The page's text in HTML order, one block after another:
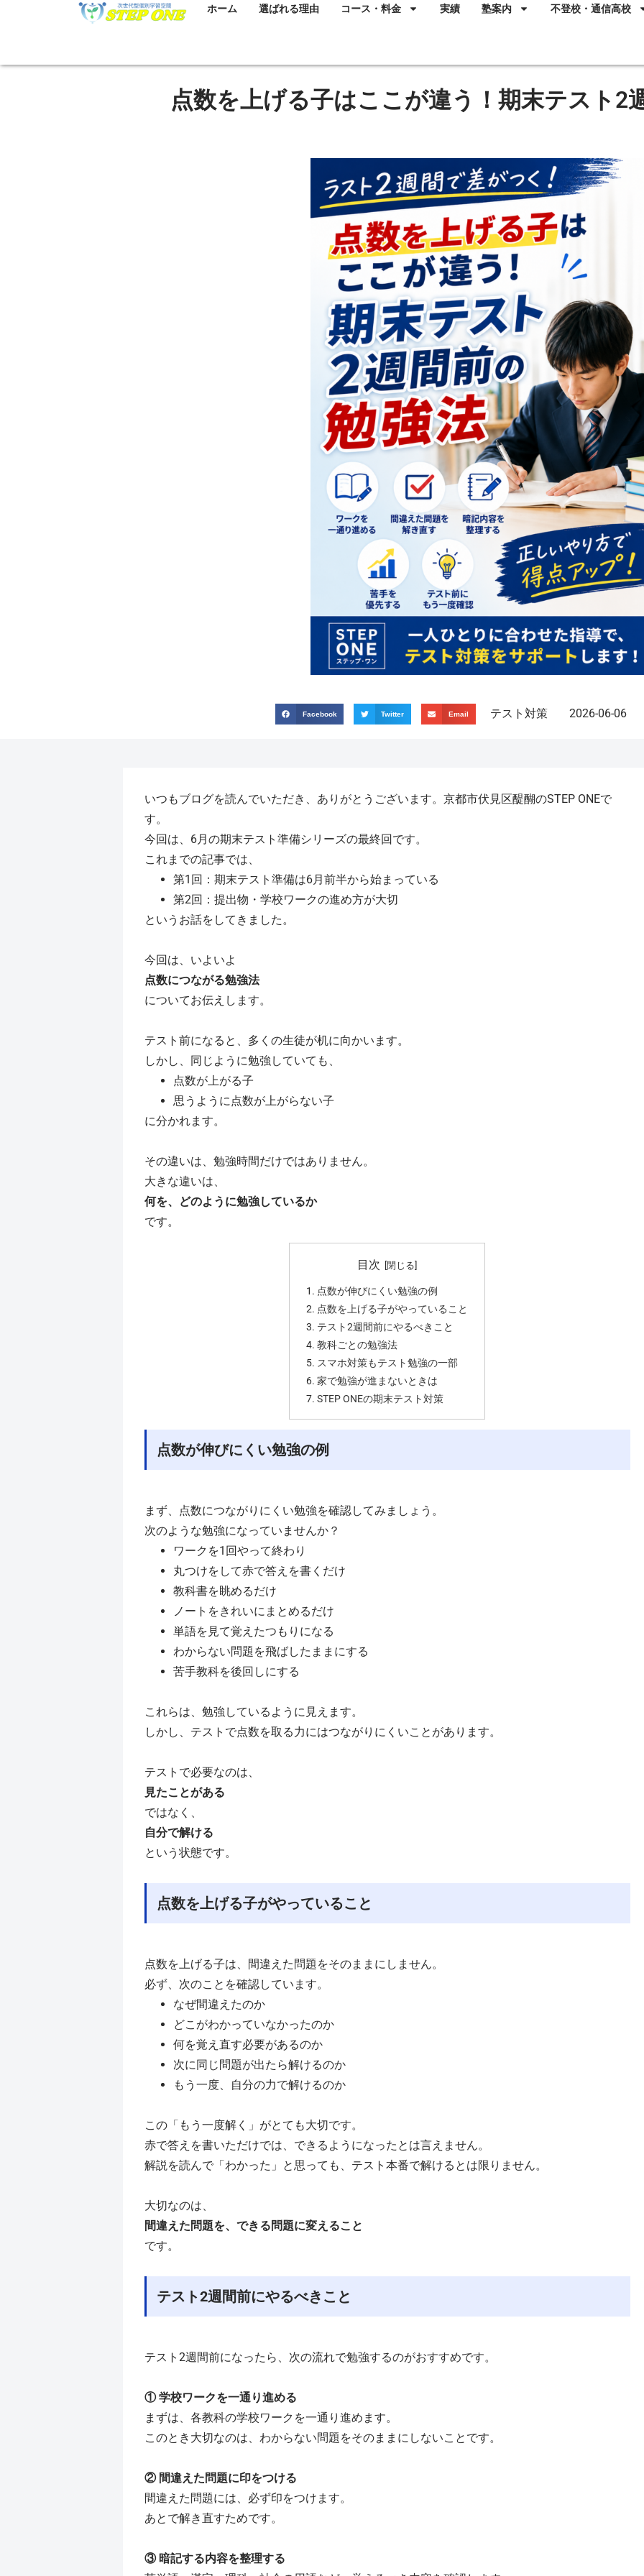
ホーム 選ばれる理由 コース・料金 実績 塾案内 不登校・通信高校
点数を上げる子はここが違う！期末テスト2
Facebook Twitter Email テスト対策 2026-06-06
いつもブログを読んでいただき、ありがとうございます。京都市伏見区醍醐のSTEP ONEで
す。
今回は、6月の期末テスト準備シリーズの最終回です。
これまでの記事では、
第1回：期末テスト準備は6月前半から始まっている
第2回：提出物・学校ワークの進め方が大切
というお話をしてきました。
今回は、いよいよ
点数につながる勉強法
についてお伝えします。
テスト前になると、多くの生徒が机に向かいます。
しかし、同じように勉強していても、
点数が上がる子
思うように点数が上がらない子
に分かれます。
その違いは、勉強時間だけではありません。
大きな違いは、
何を、どのように勉強しているか
です。
目次
点数が伸びにくい勉強の例
点数を上げる子がやっていること
テスト2週間前にやるべきこと
教科ごとの勉強法
スマホ対策もテスト勉強の一部
家で勉強が進まないときは
STEP ONEの期末テスト対策
点数が伸びにくい勉強の例
まず、点数につながりにくい勉強を確認してみましょう。
次のような勉強になっていませんか？
ワークを1回やって終わり
丸つけをして赤で答えを書くだけ
教科書を眺めるだけ
ノートをきれいにまとめるだけ
単語を見て覚えたつもりになる
わからない問題を飛ばしたままにする
苦手教科を後回しにする
これらは、勉強しているように見えます。
しかし、テストで点数を取る力にはつながりにくいことがあります。
テストで必要なのは、
見たことがある
ではなく、
自分で解ける
という状態です。
点数を上げる子がやっていること
点数を上げる子は、間違えた問題をそのままにしません。
必ず、次のことを確認しています。
なぜ間違えたのか
どこがわかっていなかったのか
何を覚え直す必要があるのか
次に同じ問題が出たら解けるのか
もう一度、自分の力で解けるのか
この「もう一度解く」がとても大切です。
赤で答えを書いただけでは、できるようになったとは言えません。
解説を読んで「わかった」と思っても、テスト本番で解けるとは限りません。
大切なのは、
間違えた問題を、できる問題に変えること
です。
テスト2週間前にやるべきこと
テスト2週間前になったら、次の流れで勉強するのがおすすめです。
①学校ワークを一通り進める
まずは、各教科の学校ワークを一通り進めます。
このとき大切なのは、わからない問題をそのままにしないことです。
② 間違えた問題に印をつける
間違えた問題には、必ず印をつけます。
あとで解き直すためです。
③ 暗記する内容を整理する